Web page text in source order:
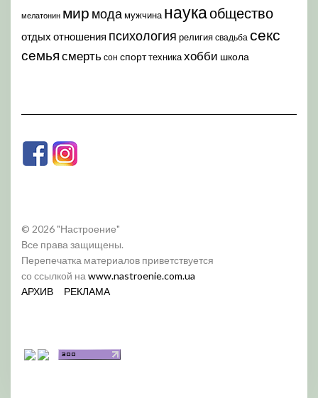
мелатонин мир модамужчина наукаобщество
отдых отношения психология религия свадьба секс
семья смерть сон спорттехникахобби школа
© 2026 "Настроение"
Все права защищены.
Перепечатка материалов приветствуется
со ссылкой на www.nastroenie.com.ua
АРХИВ
РЕКЛАМА